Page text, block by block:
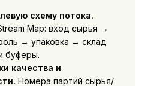
схему потока.
Map: вход сырья →
→ упаковка → склад
буферы.
качества и
Номера партий сырья/